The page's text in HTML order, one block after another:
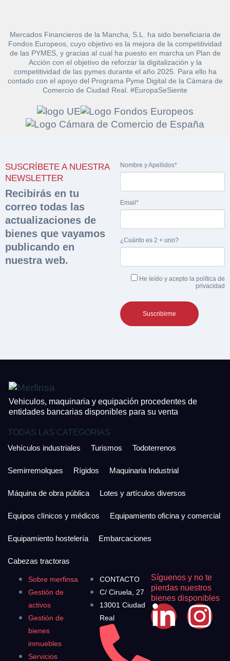
Mercados Financieros de la Mancha, S.L. ha sido beneficiaria de
Fondos Europeos, cuyo objetivo es la mejora de la competitividad
de las PYMES, y gracias al cual ha puesto en marcha un Plan de
Acción con el objetivo de reforzar la digitalización y la
competitividad de las pymes durante el año 2025. Para ello ha
contado con el apoyo del Programa Pyme Digital de la Cámara de
Comercio de Ciudad Real. #EuropaSeSiente
SUSCRÍBETE A NUESTRA
NEWSLETTER
Recibirás en tu
correo todas las
actualizaciones de
bienes que vayamos
publicando en
nuestra web.
Nombre y Apellidos*
Email*
¿Cuánto es 2 + uno?
He leído y acepto la política de
privacidad
Vehiculos, maquinaria y equipación procedentes de
entidades bancarias disponibles para su venta
Sobre merfinsa
Gestión de
activos
Gestión de
bienes
inmuebles
Servicios
CONTACTO
C/ Ciruela, 27
13001 Ciudad
Real
Síguenos y no te
pierdas nuestros
bienes disponibles
TODAS LAS CATEGORÍAS
Vehículos industriales
Turismos Todoterrenos
Semirremolques Rígidos Maquinaria Industrial
Máquina de obra pública Lotes y artículos diversos
Equipos clínicos y médicos Equipamiento oficina y comercial
Equipamiento hostelería Embarcaciones
Cabezas tractoras
documentación
sobre la peritación
Rellene este formulario y recibirá en su email el
enlace para descargar la documentación
Nombre y Apellidos*
Hacer Oferta
Razón social*
Teléfono*
Nombre y Apellidos*
Acepto la Política de Privacidad y las Condiciones de Uso.
continuación confirma que estás de acuerdo con ambas.
Sobre Merfinsa
Venta de bienes muebles
Vehículos